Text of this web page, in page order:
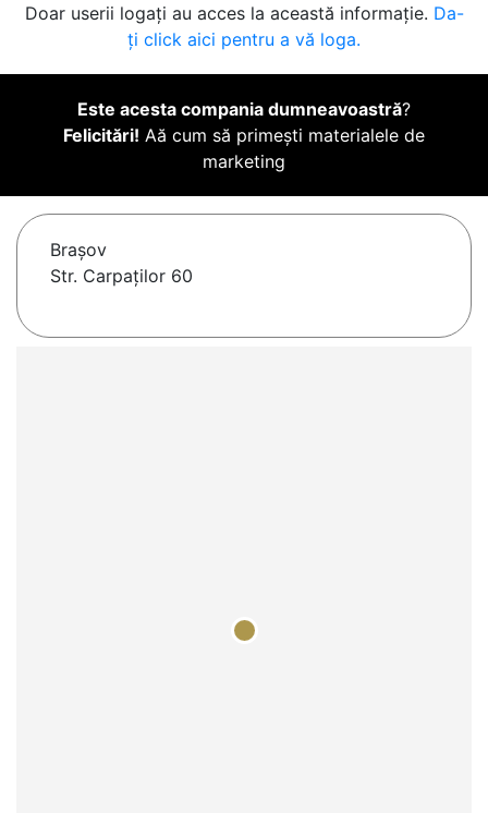
Doar userii logați au acces la această informație. Da-
ți click aici pentru a vă loga.
Este acesta compania dumneavoastră?
Felicitări! Aă cum să primești materialele de
marketing
Braşov
Str. Carpaților 60